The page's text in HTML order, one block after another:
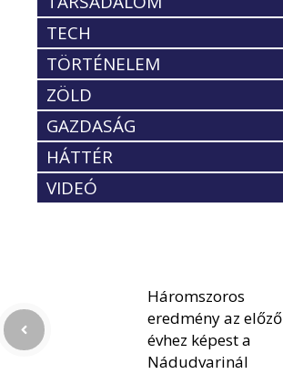
TECH
TÖRTÉNELEM
ZÖLD
GAZDASÁG
HÁTTÉR
VIDEÓ
Háromszoros
eredmény az előző
évhez képest a
Nádudvarinál